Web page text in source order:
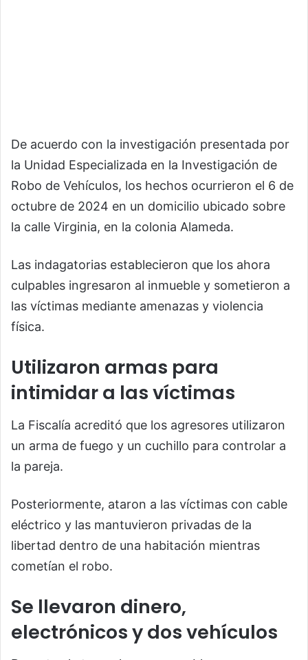
De acuerdo con la investigación presentada por
la Unidad Especializada en la Investigación de
Robo de Vehículos, los hechos ocurrieron el 6 de
octubre de 2024 en un domicilio ubicado sobre
la calle Virginia, en la colonia Alameda.
Las indagatorias establecieron que los ahora
culpables ingresaron al inmueble y sometieron a
las víctimas mediante amenazas y violencia
física.
Utilizaron armas para
intimidar a las víctimas
La Fiscalía acreditó que los agresores utilizaron
un arma de fuego y un cuchillo para controlar a
la pareja.
Posteriormente, ataron a las víctimas con cable
eléctrico y las mantuvieron privadas de la
libertad dentro de una habitación mientras
cometían el robo.
Se llevaron dinero,
electrónicos y dos vehículos